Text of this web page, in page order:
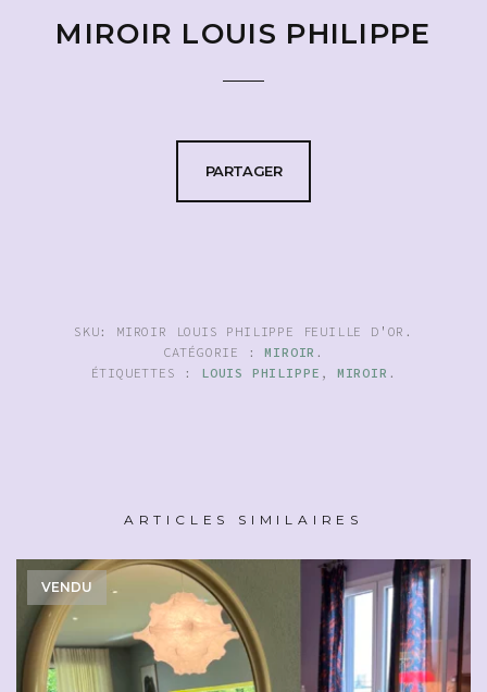
MIROIR LOUIS PHILIPPE
PARTAGER
SKU: MIROIR LOUIS PHILIPPE FEUILLE D'OR .
CATÉGORIE :MIROIR .
ÉTIQUETTES : LOUIS PHILIPPE , MIROIR .
ARTICLES SIMILAIRES
VENDU